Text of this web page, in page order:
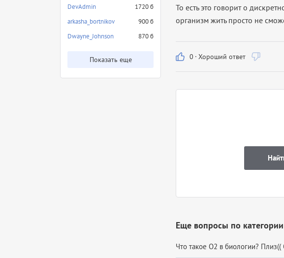
DevAdmin
1720 б
arkasha_bortnikov
900 б
Dwayne_Johnson
870 б
Показать еще
То есть это говорит о
организм жить просто не
0 · Хороший ответ
Еще вопросы по
Что такое О2 в биологии?